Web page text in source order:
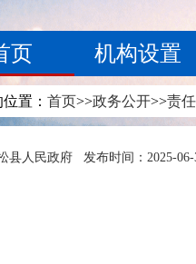
页 机构设置
置： 首页>>政务公开>>责
县人民政府 发布时间：2025-06-